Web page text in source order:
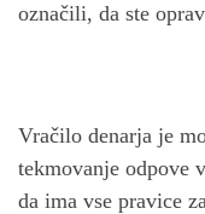
označili, da ste
Vračilo denarja je
tekmovanje odpove
da ima vse pravice